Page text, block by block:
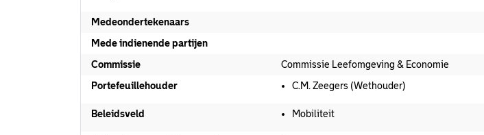
Medeondertekenaars
Mede indienende partijen
Commissie
Commissie Leefomgeving & Economie
Portefeuillehouder
C.M. Zeegers (Wethouder)
Beleidsveld Mobiliteit